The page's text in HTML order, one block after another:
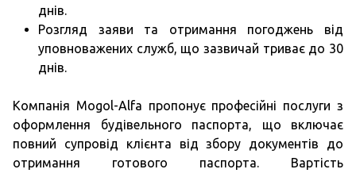
днів.
Розгляд заяви та отримання погоджень від
уповноважених служб, що зазвичай триває до 30
днів.
Компанія Mogol-Alfa пропонує професійні послуги з
оформлення будівельного паспорта, що включає
повний супровід клієнта від збору документів до
отримання готового паспорта. Вартість